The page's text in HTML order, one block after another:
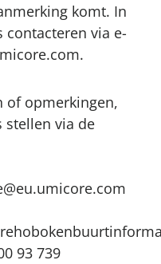
komt. In
contacteren via e-
.
of opmerkingen,
stellen via de
93 739